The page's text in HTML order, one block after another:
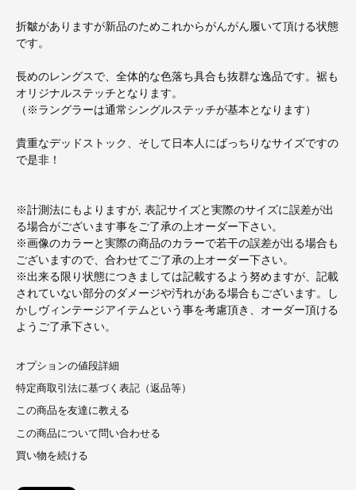
折皺がありますが新品のためこれからがんがん履いて頂ける状態
です。
長めのレングスで、全体的な色落ち具合も抜群な逸品です。裾も
オリジナルステッチとなります。
（※ラングラーは通常シングルステッチが基本となります）
貴重なデッドストック、そして日本人にばっちりなサイズですの
で是非！
※計測法にもよりますが, 表記サイズと実際のサイズに誤差が出
る場合がございます事をご了承の上オーダー下さい。
※画像のカラーと実際の商品のカラーで若干の誤差が出る場合も
ございますので、合わせてご了承の上オーダー下さい。
※出来る限り状態につきましては記載するよう努めますが、記載
されていない部分のダメージや汚れがある場合もございます。し
かしヴィンテージアイテムという事を考慮頂き、オーダー頂ける
ようご了承下さい。
オプションの値段詳細
特定商取引法に基づく表記（返品等）
この商品を友達に教える
この商品について問い合わせる
買い物を続ける